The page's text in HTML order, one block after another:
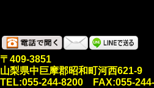
〒409-3851
山梨県中巨摩郡昭和町河西621-9
TEL:055-244-8200 FAX:055-